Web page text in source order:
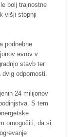
bolj trajnostne
višji stopnji
podnebne
evrov v
stavb ter
dvig odpornosti.
24 milijonov
S tem
omogočiti, da si